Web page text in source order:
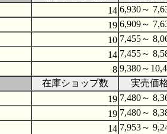
14 6,930～
19 6,909～
10 7,455～
14 7,455～
8 9,380～
在庫ショップ数 実売価
19 7,480～
19 7,480～
14 7,953～